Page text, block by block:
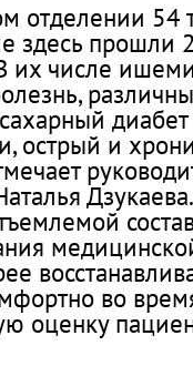
отделении 54
здесь прошли
их числе
острый и
во
оценку